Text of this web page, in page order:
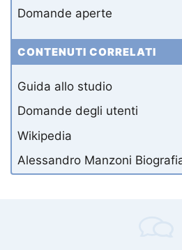
Domande aperte
CONTENUTI CORRELATI
Guida allo studio
Domande degli utenti
Wikipedia
Alessandro Manzoni